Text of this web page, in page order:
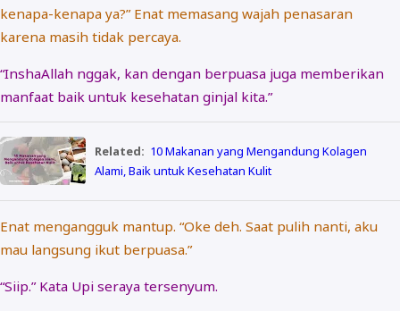
kenapa-kenapa ya?” Enat memasang wajah penasaran
karena masih tidak percaya.
“InshaAllah nggak, kan dengan berpuasa juga memberikan
manfaat baik untuk kesehatan ginjal kita.”
Related: 10 Makanan yang Mengandung Kolagen
Alami, Baik untuk Kesehatan Kulit
Enat mengangguk mantup. “Oke deh. Saat pulih nanti, aku
mau langsung ikut berpuasa.”
“Siip.” Kata Upi seraya tersenyum.